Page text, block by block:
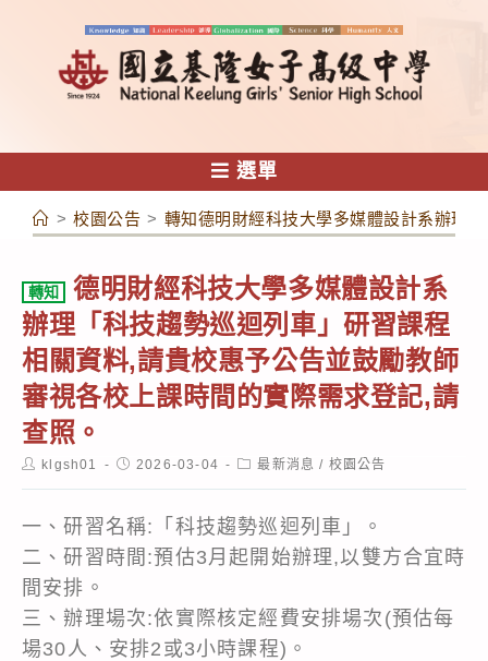
容
選單
> 校園公告 > 轉知德明財經科技大學多媒體設計系辦理
轉知
德明財經科技大學多媒體設計系
辦理「科技趨勢巡迴列車」研習課程
相關資料,請貴校惠予公告並鼓勵教師
審視各校上課時間的實際需求登記,請
查照。
Postklgsh01
Post2026-03-04
Post最新消息 / 校園公告
一、研習名稱:「科技趨勢巡迴列車」。
二、研習時間:預估3月起開始辦理,以雙方合宜時
間安排。
三、辦理場次:依實際核定經費安排場次(預估每
場30人、安排2或3小時課程)。